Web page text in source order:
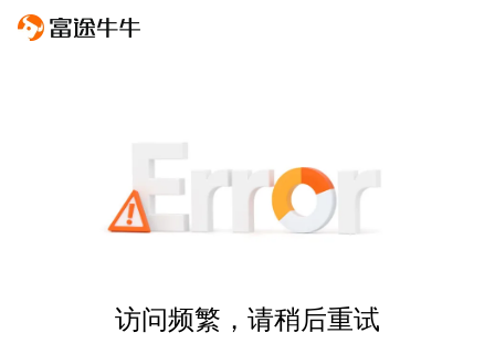
访问频繁，请稍后重试